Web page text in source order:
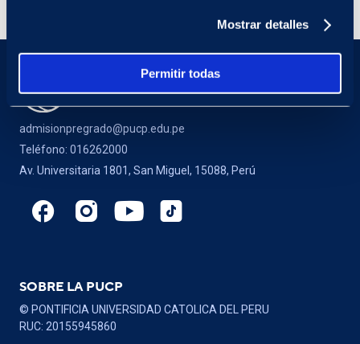
Mostrar detalles
Permitir todas
Facultad de Ciencias Sociales
Comunicación Audiovisual
Facultad de Ciencias y Artes de la
Comunicación para el Desarrollo
Facultad de Ciencias y Artes de la
Comunicación
Contabilidad
admisionpregrado@pucp.edu.pe
Teléfono: 016262000
Av. Universitaria 1801, San Miguel, 15088, Perú
SOBRE LA PUCP
© PONTIFICIA UNIVERSIDAD CATOLICA DEL PERU
RUC: 20155945860